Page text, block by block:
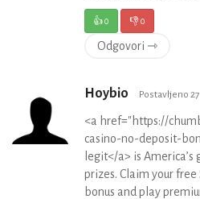
👍0 👎0
Odgovori ⇾
Hoybio Postavljeno
<a href="https://
casino-no-deposit-
legit</a> is America’s
prizes. Claim your
bonus and play